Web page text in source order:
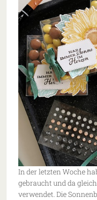
In der letzten Woche
gebraucht und da
verwendet. Die